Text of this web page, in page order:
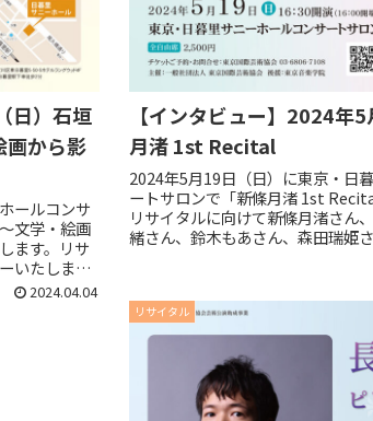
日）石垣
画から影
ールコンサ
文学・絵画
ます。リサ
いたしまし
2024.04.04
【インタビュー】2024年
月渚 1st Recital
2024年5月19日（日）に東京・日
ートサロンで「新條月渚 1st
リサイタルに向けて新條月渚さん
緒さん、鈴木もあさん、森田瑞姫
リサイタル